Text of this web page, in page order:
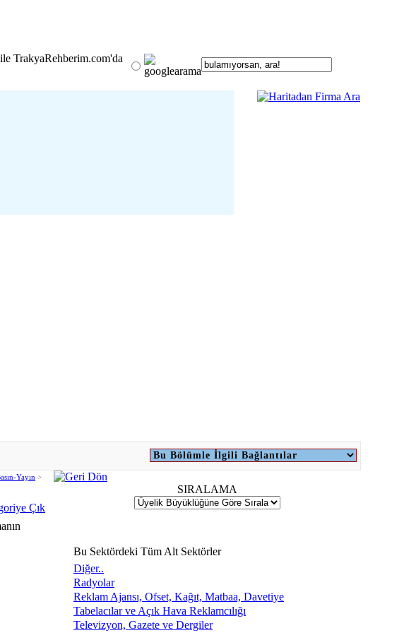
TrakyaRehberim.com'da
Yayın >
Çık
SIRALAMA
Bu Sektördeki Tüm Alt Sektörler
Diğer..
Radyolar
Reklam Ajansı, Ofset, Kağıt, Matbaa, Davetiye
Tabelacılar ve Açık Hava Reklamcılığı
Televizyon, Gazete ve Dergiler